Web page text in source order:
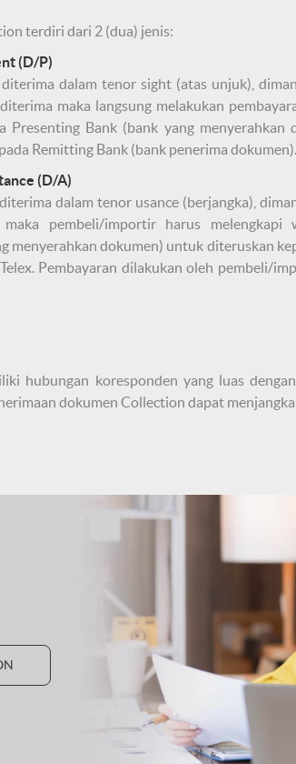
terdiri dari 2 (dua) jenis:
(D/P)
dalam tenor sight (atas unjuk),
maka langsung melakukan
Presenting Bank (bank yang menyerahkan
Remitting Bank (bank penerima dokumen).
(D/A)
dalam tenor usance (berjangka),
pembeli/importir harus melengkapi
menyerahkan dokumen) untuk diteruskan
Pembayaran dilakukan oleh pembeli/
hubungan koresponden yang luas
dokumen Collection dapat